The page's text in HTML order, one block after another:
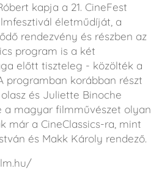
kapja a 21. CineFest
életműdíját, a
rendezvény és részben az
program is a két
előtt tiszteleg - közölték a
programban korábban részt
és Juliette Binoche
a magyar filmművészet olyan
már a CineClassics-ra, mint
és Makk Károly rendező.